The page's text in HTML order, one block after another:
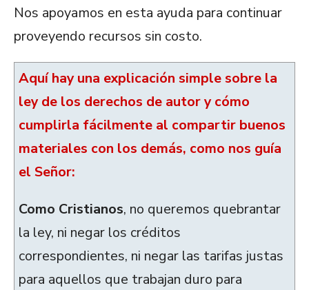
Nos apoyamos en esta ayuda para continuar
proveyendo recursos sin costo.
Aquí hay una explicación simple sobre la
ley de los derechos de autor y cómo
cumplirla fácilmente al compartir buenos
materiales con los demás, como nos guía
el Señor:
Como Cristianos, no queremos quebrantar
la ley, ni negar los créditos
correspondientes, ni negar las tarifas justas
para aquellos que trabajan duro para